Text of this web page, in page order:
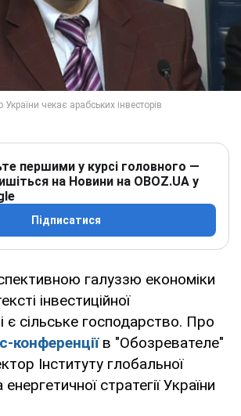
першими у курсі головного —
на Новини на OBOZ.UA у
Підписатися
галуззю економіки
інвестиційної
є сільське господарство. Про
конференціїв "Обозревателе"
Інституту глобальної
стратегії України